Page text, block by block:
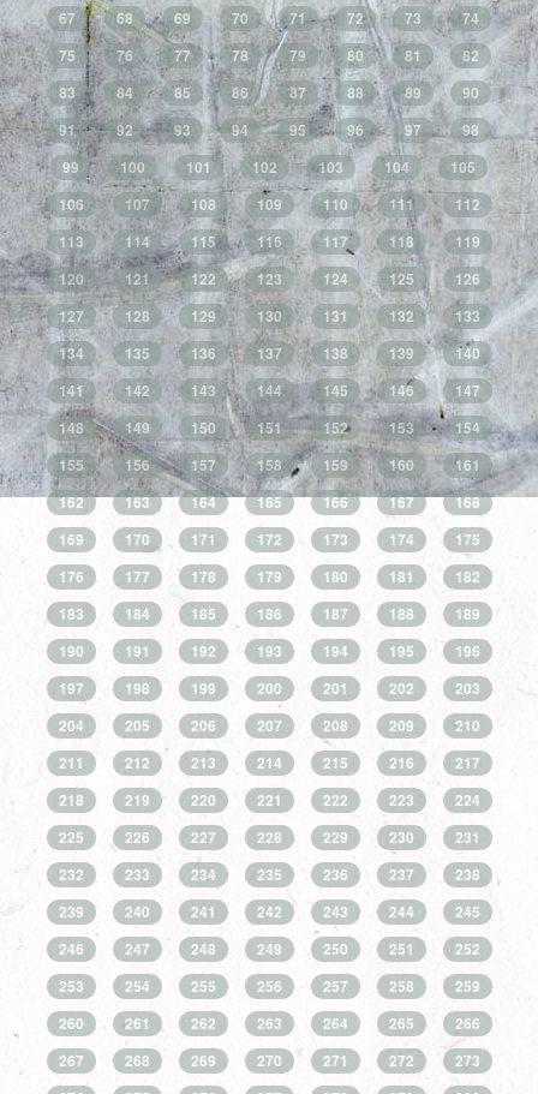
67
68 69 70 71 72 73
74
75
76 77 78 79 80 81
82
83
84 85 86 87 88 89
90
91
92 93 94 95 96 97
98
99
100 101 102 103 104
105
106
107 108 109 110 111
112
113
114 115 116 117 118
119
120
121 122 123 124 125
126
127
128 129 130 131 132
133
134
135 136 137 138 139
140
141
142 143 144 145 146
147
148
149 150 151 152 153
154
155
156 157 158 159 160
161
162
163 164 165 166 167
168
169
170 171 172 173 174
175
176
177 178 179 180 181
182
183
184 185 186 187 188
189
190
191 192 193 194 195
196
197
198 199 200 201 202
203
204
205 206 207 208 209
210
211
212 213 214 215 216
217
218
219 220 221 222 223
224
225
226 227 228 229 230
231
232
233 234 235 236 237
238
239
240 241 242 243 244
245
246
247 248 249 250 251
252
253
254 255 256 257 258
259
260
261 262 263 264 265
266
267
268 269 270 271 272
273